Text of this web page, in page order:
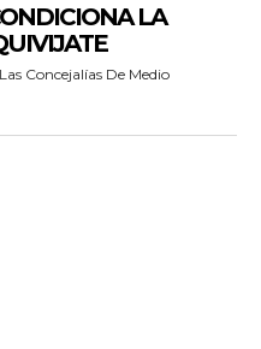
LA
Concejalías De Medio